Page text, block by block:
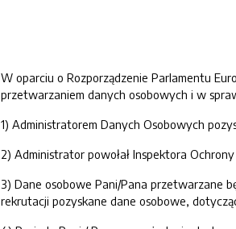
W oparciu o Rozporządzenie Parlamentu
przetwarzaniem danych osobowych i w
1) Administratorem Danych Osobowych
2) Administrator powołał Inspektora
3) Dane osobowe Pani/Pana przetwarzane
rekrutacji pozyskane dane osobowe,